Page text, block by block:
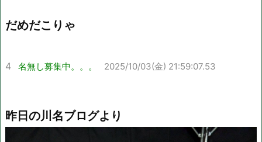
だめだこりゃ
4 名無し募集中。。。 2025/10/03(金) 21:59:07.53
昨日の川名ブログより